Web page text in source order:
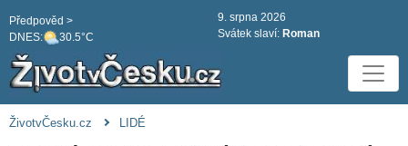
DNES: 30.5°C
Předpověd >
9. srpna 2026
Svátek slaví: Roman
ŽivotvČesku.cz LIDÉ